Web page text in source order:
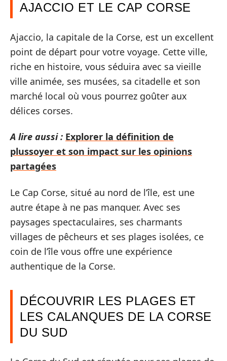
AJACCIO ET LE CAP CORSE
Ajaccio, la capitale de la Corse, est un excellent
point de départ pour votre voyage. Cette ville,
riche en histoire, vous séduira avec sa vieille
ville animée, ses musées, sa citadelle et son
marché local où vous pourrez goûter aux
délices corses.
A lire aussi : Explorer la définition de
plussoyer et son impact sur les opinions
partagées
Le Cap Corse, situé au nord de l’île, est une
autre étape à ne pas manquer. Avec ses
paysages spectaculaires, ses charmants
villages de pêcheurs et ses plages isolées, ce
coin de l’île vous offre une expérience
authentique de la Corse.
DÉCOUVRIR LES PLAGES ET
LES CALANQUES DE LA CORSE
DU SUD